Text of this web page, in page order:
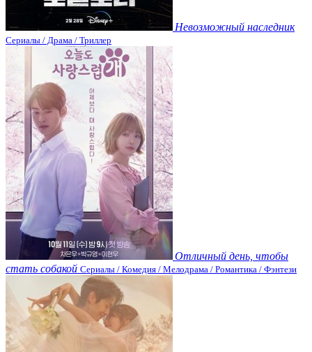
Невозможный наследник
Сериалы / Драма / Триллер
Отличный день, чтобы
стать собакой Сериалы / Комедия / Мелодрама / Романтика / Фэнтези